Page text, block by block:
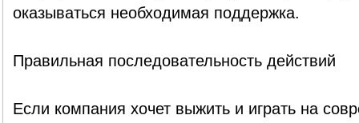
оказываться необходимая поддержка.
Правильная последовательность действий
Если компания хочет выжить и играть на